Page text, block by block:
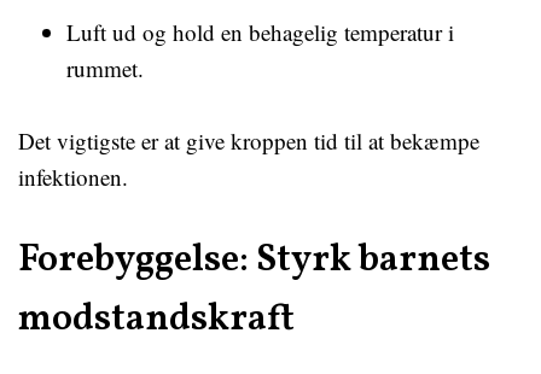
Luft ud og hold en behagelig temperatur i
rummet.
Det vigtigste er at give kroppen tid til at bekæmpe
infektionen.
Forebyggelse: Styrk barnets
modstandskraft